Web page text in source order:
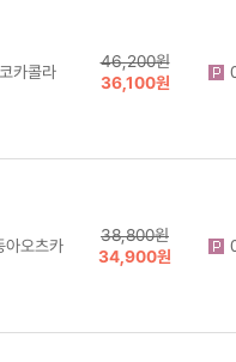
코카콜라
46,200원
36,100원
아오츠카
38,800원
34,900원